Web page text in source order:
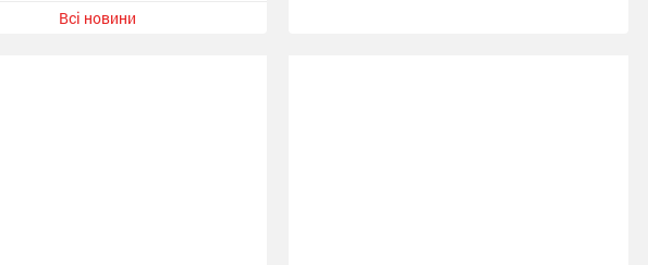
У Ромнах внаслідок атаки
Всі новини